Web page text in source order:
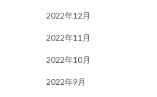
2022年12月
2022年11月
2022年10月
2022年9月